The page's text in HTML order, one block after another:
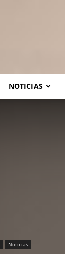
NOTICIAS
Noticias